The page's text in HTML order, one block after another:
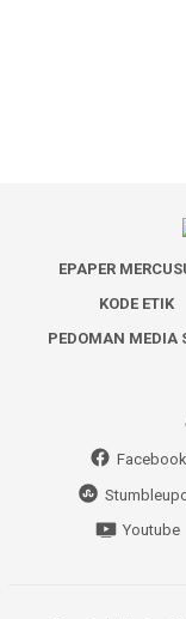
EPAPER
KODE ETIK
PEDOMAN MEDIA
Facebook
Youtube